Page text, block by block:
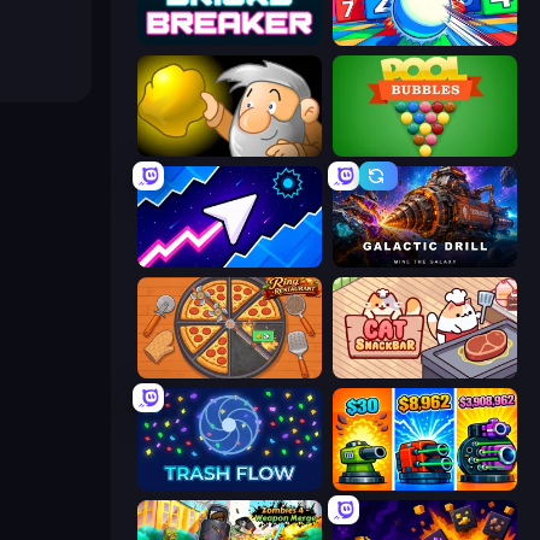
Bricks Breaker Entropy
Gold Miner Pool Bubbles
Space Waves Galactic Drill
Ring Restaurant Cat Snack Bar
Trash Flow Pumpkin Defense: Merge Cannon